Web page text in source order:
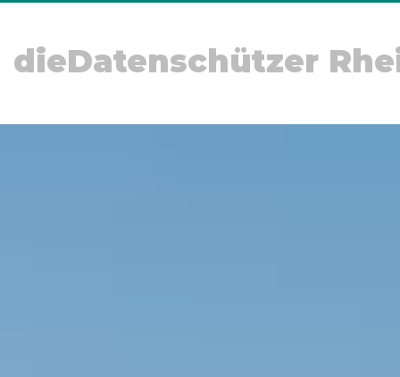
dieDatenschützer